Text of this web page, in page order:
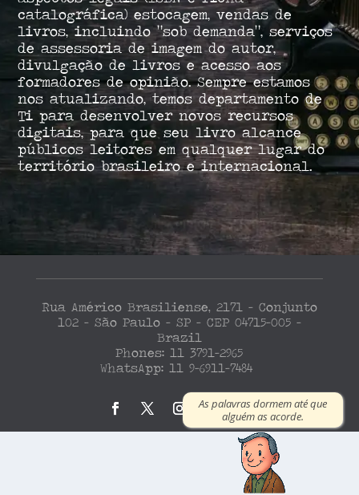
catalográfica) estocagem, vendas de
livros, incluindo “sob demanda”, serviços
de assessoria de imagem do autor,
divulgação de livros e acesso aos
formadores de opinião. Sempre estamos
nos atualizando, temos departamento de
Ti para desenvolver novos recursos
digitais, para que seu livro alcance
públicos leitores em qualquer lugar do
território brasileiro e internacional.
Rua Américo Brasiliense, 2171 – Conjunto
102 – São Paulo – SP – CEP 04715-005 –
Brazil
Phones: 11 3791-2965
WhatsApp: 11 9-6911-7484
As palavras dormem até que
alguém as acorde.